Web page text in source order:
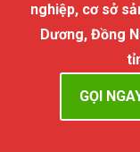
nghiệp, cơ sở
Dương, Đồng
GỌI